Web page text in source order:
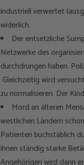
industriell verwertet
widerlich.
Der entsetzliche
Netzwerke des
durchdrungen haben.
Gleichzeitig wird
zu normalisieren. Der
Mord an älteren
westlichen Ländern
Patienten buchstäblich
ihnen ständig starke
Angehörigen wird dann